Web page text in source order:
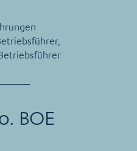
BOE